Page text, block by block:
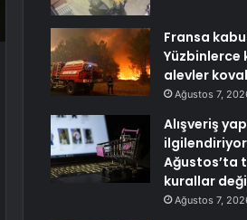
Fransa
Yüzbinlerce
alevler
Ağustos 7,
Alışveriş
Ağustos’ta
kurallar
Ağustos 7,